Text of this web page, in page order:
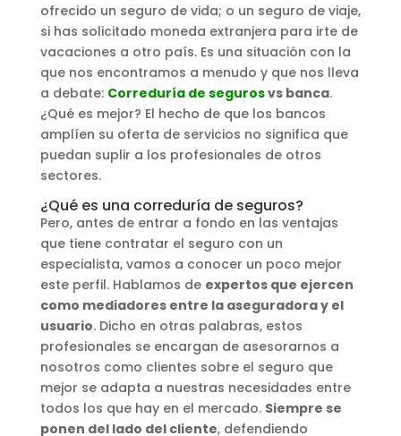
ofrecido un seguro de vida; o un seguro de viaje,
si has solicitado moneda extranjera para irte de
vacaciones a otro país. Es una situación con la
que nos encontramos a menudo y que nos lleva
a debate: Correduría de segurosvs banca.
¿Qué es mejor? El hecho de que los bancos
amplíen su oferta de servicios no significa que
puedan suplir a los profesionales de otros
sectores.
¿Qué es una correduría de seguros?
Pero, antes de entrar a fondo en las ventajas
que tiene contratar el seguro con un
especialista, vamos a conocer un poco mejor
este perfil. Hablamos de expertos que ejercen
como mediadores entre la aseguradora y el
usuario. Dicho en otras palabras, estos
profesionales se encargan de asesorarnos a
nosotros como clientes sobre el seguro que
mejor se adapta a nuestras necesidades entre
todos los que hay en el mercado. Siempre se
ponen del lado del cliente, defendiendo